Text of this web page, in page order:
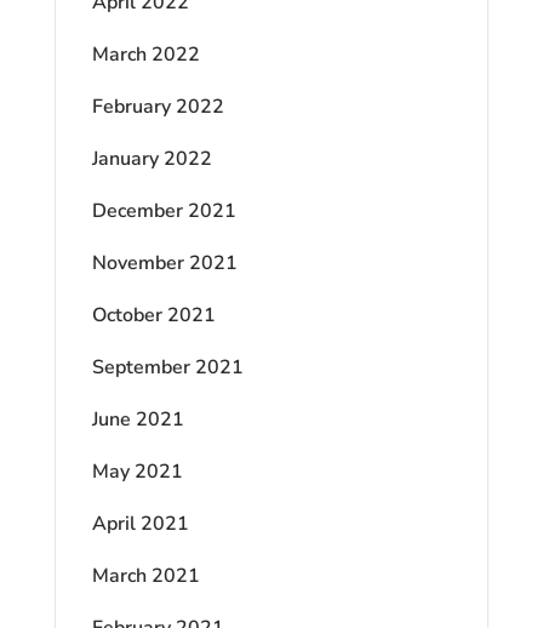
March 2022
February 2022
January 2022
December 2021
November 2021
October 2021
September 2021
June 2021
May 2021
April 2021
March 2021